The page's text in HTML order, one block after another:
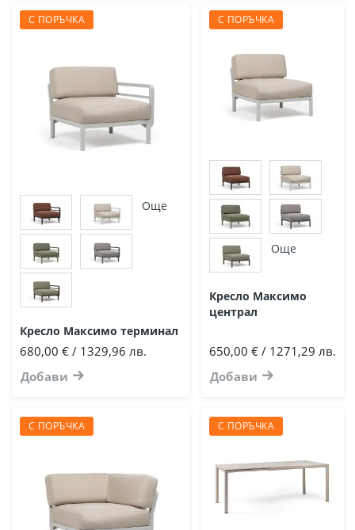
С ПОРЪЧКА
Още
Кресло Максимо терминал
680,00 € / 1329,96 лв.
Добави
С ПОРЪЧКА
Още
Кресло Максимо
централ
650,00 € / 1271,29 лв.
Добави
С ПОРЪЧКА С ПОРЪЧКА